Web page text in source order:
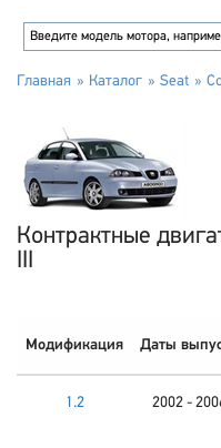
Главная Каталог Seat
Контрактные
III
Модификация Даты
1.2 2002 -